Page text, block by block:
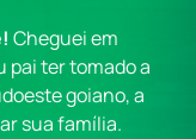
Cheguei em
pai ter tomado a
goiano, a
sua família.